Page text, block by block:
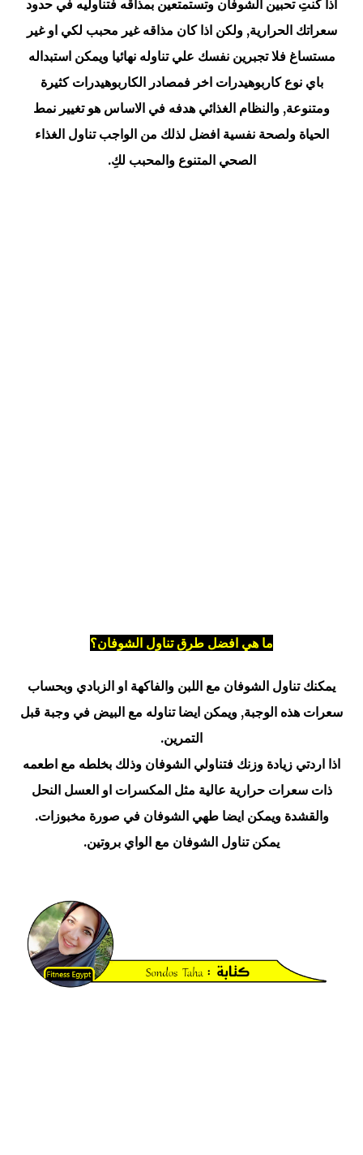
اذا كنتِ تحبين الشوفان وتستمتعين بمذاقه فتناوليه في حدود
سعراتك الحرارية, ولكن اذا كان مذاقه غير محبب لكي او غير
مستساغ فلا تجبرين نفسك علي تناوله نهائيا ويمكن استبداله
باي نوع كاربوهيدرات اخر فمصادر الكاربوهيدرات كثيرة
ومتنوعة, والنظام الغذائي هدفه في الاساس هو تغيير نمط
الحياة ولصحة نفسية افضل لذلك من الواجب تناول الغذاء
الصحي المتنوع والمحبب لكِ.
ما هي افضل طرق تناول الشوفان؟
يمكنك تناول الشوفان مع اللبن والفاكهة او الزبادي وبحساب
سعرات هذه الوجبة, ويمكن ايضا تناوله مع البيض في وجبة قبل
التمرين.
اذا اردتي زيادة وزنك فتناولي الشوفان وذلك بخلطه مع اطعمه
ذات سعرات حرارية عالية مثل المكسرات او العسل النحل
والقشدة ويمكن ايضا طهي الشوفان في صورة مخبوزات.
يمكن تناول الشوفان مع الواي بروتين.